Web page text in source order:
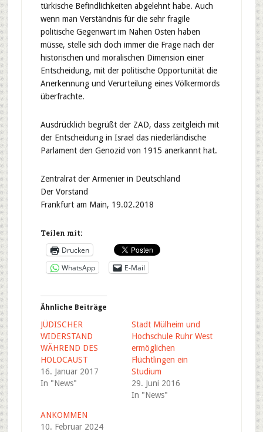
türkische Befindlichkeiten abgelehnt habe. Auch
wenn man Verständnis für die sehr fragile
politische Gegenwart im Nahen Osten haben
müsse, stelle sich doch immer die Frage nach der
historischen und moralischen Dimension einer
Entscheidung, mit der politische Opportunität die
Anerkennung und Verurteilung eines Völkermords
überfrachte.
Ausdrücklich begrüßt der ZAD, dass zeitgleich mit
der Entscheidung in Israel das niederländische
Parlament den Genozid von 1915 anerkannt hat.
Zentralrat der Armenier in Deutschland
Der Vorstand
Frankfurt am Main, 19.02.2018
Teilen mit:
Drucken
WhatsApp
E-Mail
Ähnliche Beiträge
JÜDISCHER
WIDERSTAND
WÄHREND DES
HOLOCAUST
16. Januar 2017
In "News"
Stadt Mülheim und
Hochschule Ruhr West
ermöglichen
Flüchtlingen ein
Studium
29. Juni 2016
In "News"
ANKOMMEN
10. Februar 2024